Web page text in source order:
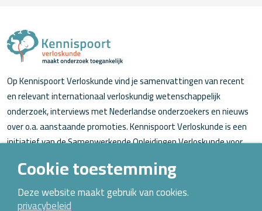
Op Kennispoort Verloskunde vind je samenvattingen van recent
en relevant internationaal verloskundig wetenschappelijk
onderzoek, interviews met Nederlandse onderzoekers en nieuws
over o.a. aanstaande promoties. Kennispoort Verloskunde is een
initiatief van de Samenwerkende Opleidingen Verloskunde voor
Over Kennispoort Verloskunde
Contact
Cookie toestemming
Deze website maakt gebruik van cookies.
privacybeleid